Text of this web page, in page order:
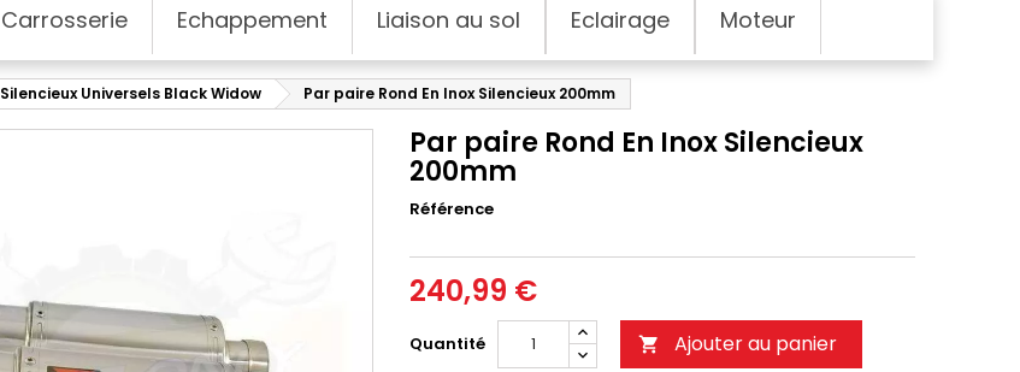
Carrosserie Echappement Liaison au sol Eclairage Moteur
Silencieux Universels Black Widow Par paire Rond En Inox Silencieux 200mm
Par paire Rond En Inox Silencieux
200mm
Référence
240,99 €
Quantité  Ajouter au panier